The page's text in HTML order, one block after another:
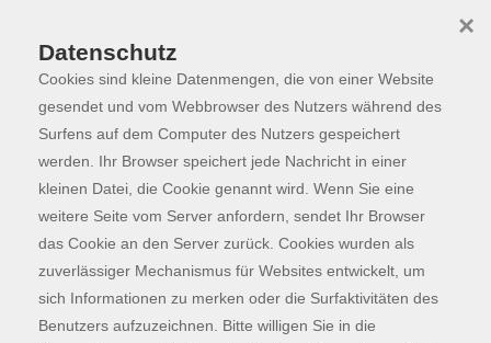
Skip to main content
Dozierende
Doosa, Sumitha
Kochreferentin
Datenschutz
Cookies sind kleine Datenmengen, die von einer Website
gesendet und vom Webbrowser des Nutzers während des
Surfens auf dem Computer des Nutzers gespeichert
werden. Ihr Browser speichert jede Nachricht in einer
kleinen Datei, die Cookie genannt wird. Wenn Sie eine
weitere Seite vom Server anfordern, sendet Ihr Browser
das Cookie an den Server zurück. Cookies wurden als
zuverlässiger Mechanismus für Websites entwickelt, um
sich Informationen zu merken oder die Surfaktivitäten des
Benutzers aufzuzeichnen. Bitte willigen Sie in die
×